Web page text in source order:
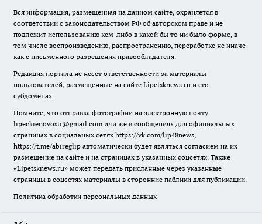
Вся информация, размещенная на данном сайте, охраняется в
соответствии с законодательством РФ об авторском праве и не
подлежит использованию кем-либо в какой бы то ни было форме, в
том числе воспроизведению, распространению, переработке не иначе
как с письменного разрешения правообладателя.
Редакция портала не несет ответственности за материалы
пользователей, размещенные на сайте Lipetsknews.ru и его
субдоменах.
Помните, что отправка фотографии на электронную почту
lipeckienovosti@gmail.com или же в сообщениях для официальных
страницах в социальных сетях https://vk.com/lip48news,
https://t.me/abireglip автоматически будет являться согласием на их
размещение на сайте и на страницах в указанных соцсетях. Также
«Lipetsknews.ru» может передать присланные через указанные
страницы в соцсетях материалы в сторонние паблики для публикации.
Политика обработки персональных данных